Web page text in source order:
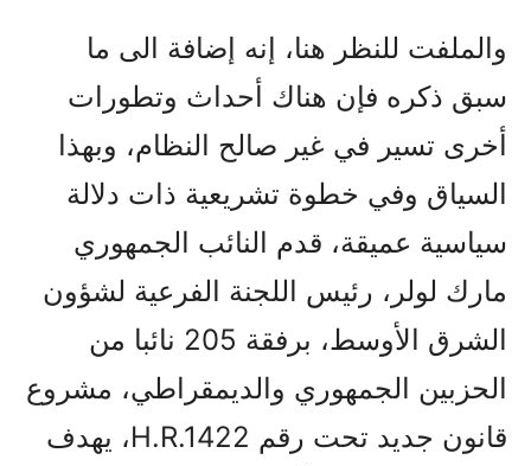
والملفت للنظر هنا، إنه إضافة الى ما
سبق ذکره فإن هناك أحداث وتطورات
أخرى تسير في غير صالح النظام، وبهذا
السياق وفي خطوة تشريعية ذات دلالة
سياسية عميقة، قدم النائب الجمهوري
مارك لولر، رئيس اللجنة الفرعية لشؤون
الشرق الأوسط، برفقة 205 نائبا من
الحزبين الجمهوري والديمقراطي، مشروع
قانون جديد تحت رقم H.R.1422، يهدف